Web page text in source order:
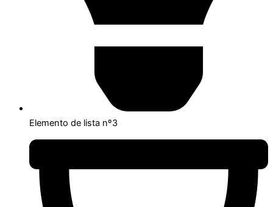
Elemento de lista nº3